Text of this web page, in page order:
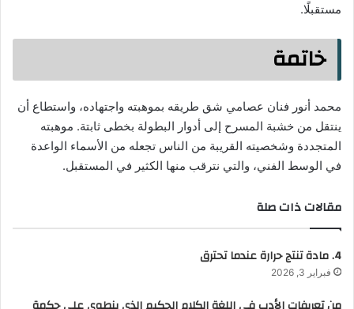
مستقبلًا.
خاتمة
محمد أنور فنان عصامي شق طريقه بموهبته واجتهاده، واستطاع أن
ينتقل من خشبة المسرح إلى أدوار البطولة بخطى ثابتة. موهبته
المتجددة وشخصيته القريبة من الناس تجعله من الأسماء الواعدة
في الوسط الفني، والتي نترقب منها الكثير في المستقبل.
مقالات ذات صلة
4. مادة تنتج حرارة عندما تحترق
فبراير 3, 2026